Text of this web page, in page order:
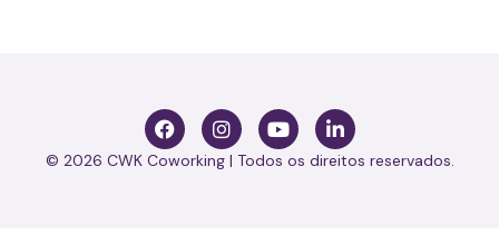
© 2026 CWK Coworking | Todos os direitos reservados.